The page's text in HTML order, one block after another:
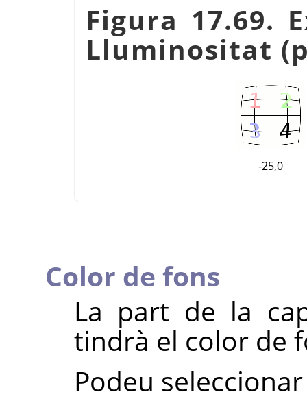
Figura 17.69.
Lluminositat
-25,0
Color de fons
La part de la
tindrà el color de
Podeu